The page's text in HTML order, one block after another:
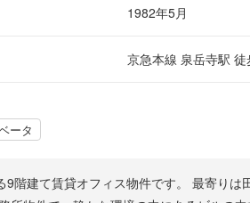
1982年5月
京急本線 泉岳寺駅
ータ
9階建て賃貸オフィス物件です。 最寄り